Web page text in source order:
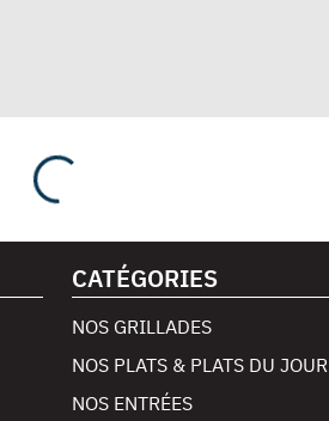
CATÉGORIES
NOS GRILLADES
NOS PLATS & PLATS DU JOUR
NOS ENTRÉES